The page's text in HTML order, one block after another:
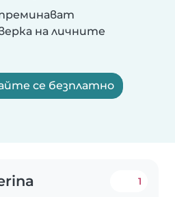
на личните
се безплатно
1